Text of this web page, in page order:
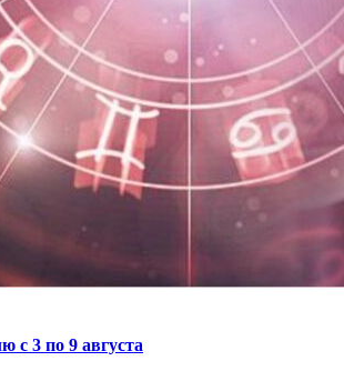
с 3 по 9 августа